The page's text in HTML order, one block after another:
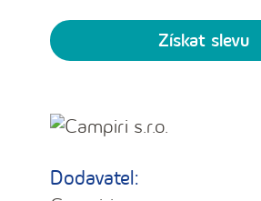
Získat slevu
Dodavatel: